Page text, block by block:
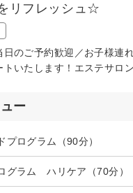
リフレッシュ☆
日のご予約歓迎／お子様
トいたします！エステサロ
ー
プログラム（90分）
グラム ハリケア（70分）